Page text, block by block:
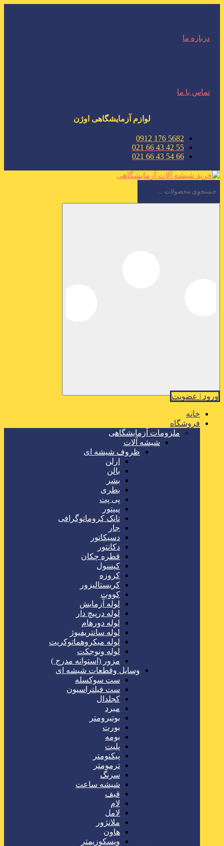
درباره ما
تماس با ما
لوازم آزمایشگاهی اوژن
5682 176 0912
55 42 43 66 021
66 54 43 66 021
ورود | عضویت
خانه
فروشگاه
ملزومات آزمایشگاهی
شیشه آلات
ظروف شیشه ای
ارلن
بالن
بشر
بطری
پی پت
پیپتور
تانک کروماتوگرافی
جار
دسیکاتور
دکانتور
قطره چکان
کپسول
کروزه
کریستالیزور
کووت
لوله آزمایش
لوله درپیچ دار
لوله دورهام
لوله سانتریفیوژ
لوله میکروهماتوکریت
لوله ونوجکت
مزور (استوانه مدرج )
وسایل وقطعات شیشه ای
ست سوکسله
ست فیلتراسیون
کجلدال
مبرد
بوتیرومتر
بورت
بومه
پلیت
پیکنومتر
ترمومتر
سرنگ
شیشه ساعت
قیف
لام
لامل
ملانژور
هاون
ویسکوزیمتر